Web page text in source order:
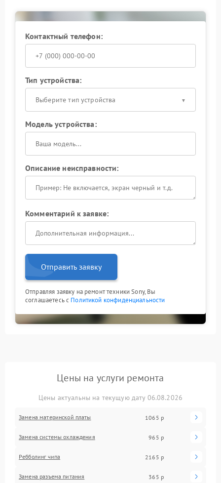
Контактный телефон:
Тип устройства:
Выберите тип устройства
Модель устройства:
Описание неисправности:
Комментарий к заявке:
Отправить заявку
Отправляя заявку на ремонт техники Sony, Вы
соглашаетесь с Политикой конфиденциальности
Цены на услуги ремонта
Цены актуальны на текущую дату 06.08.2026
Замена материнской платы 1065 р
Замена системы охлаждения 965 р
Ребболинг чипа 2165 р
Замена разъема питания 365 р